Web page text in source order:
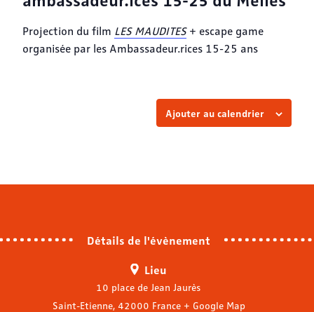
Projection du film LES MAUDITES+ escape game
organisée par les Ambassadeur.rices 15-25 ans
Ajouter au calendrier
Détails de l'évènement
Lieu
10 place de Jean Jaurès
Saint-Etienne, 42000 France + Google Map